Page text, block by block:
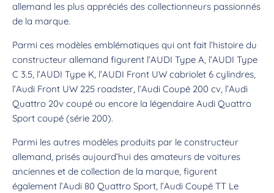
allemand les plus appréciés des collectionneurs passionnés
de la marque.
Parmi ces modèles emblématiques qui ont fait l’histoire du
constructeur allemand figurent l’AUDI Type A, l’AUDI Type
C 3.5, l’AUDI Type K, l’AUDI Front UW cabriolet 6 cylindres,
l’Audi Front UW 225 roadster, l’Audi Coupé 200 cv, l’Audi
Quattro 20v coupé ou encore la légendaire Audi Quattro
Sport coupé (série 200).
Parmi les autres modèles produits par le constructeur
allemand, prisés aujourd’hui des amateurs de voitures
anciennes et de collection de la marque, figurent
également l’Audi 80 Quattro Sport, l’Audi Coupé TT Le